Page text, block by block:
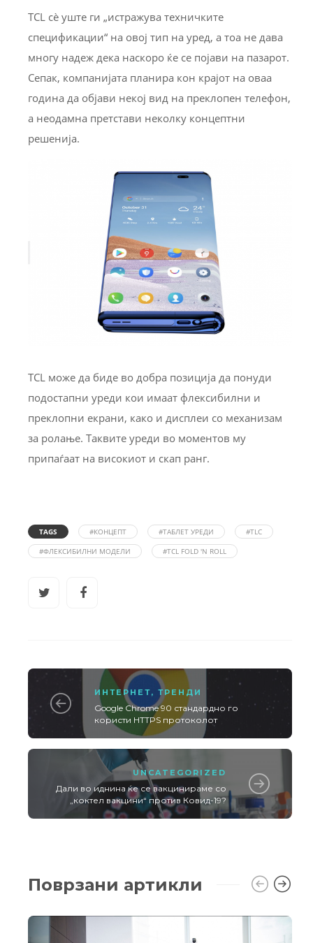
TCL сè уште ги „истражува техничките
спецификации“ на овој тип на уред, а тоа не дава
многу надеж дека наскоро ќе се појави на пазарот.
Сепак, компанијата планира кон крајот на оваа
година да објави некој вид на преклопен телефон,
а неодамна претстави неколку концептни
решенија.
TCL може да биде во добра позиција да понуди
подостапни уреди кои имаат флексибилни и
преклопни екрани, како и дисплеи со механизам
за ролање. Таквите уреди во моментов му
припаѓаат на високиот и скап ранг.
TAGS #КОНЦЕПТ #ТАБЛЕТ УРЕДИ
#TLC
#ФЛЕКСИБИЛНИ МОДЕЛИ
#TCL FOLD 'N ROLL
ИНТЕРНЕТ, ТРЕНДИ
Google Chrome 90 стандардно го
користи HTTPS протоколот
UNCATEGORIZED
Дали во иднина ќе се вакцинираме со
„коктел вакцини“ против Ковид-19?
Поврзани артикли